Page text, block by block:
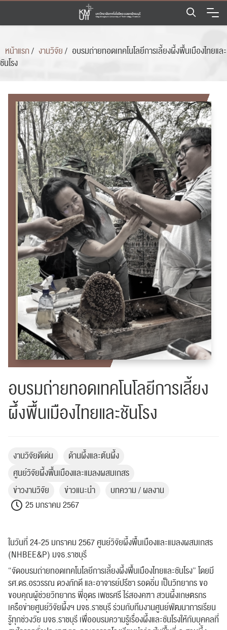
Skip
content
หน้าแรก/ งานวิจัย/ อบรม​ถ่ายทอด​เทคโนโลยี​การเลี้ยง​ผึ้ง​พื้นเมือง​ไทยและ​
ชันโรง
อบรม​ถ่ายทอด​เทคโนโลยี​การเลี้ยง​
ผึ้ง​พื้นเมือง​ไทยและ​ชันโรง
งานวิจัยดีเด่น
ด้านผึ้งและต้นผึ้ง
ศูนย์วิจัยผึ้งพื้นเมืองและแมลงผสมเกสร
ข่าวงานวิจัย
ข่าวแนะนำ
บทความ / ผลงาน
25 มกราคม 2567
ในวันที่ 24-25 มกราคม​ 2567​ ศูนย์​วิจัย​ผึ้ง​พื้นเมือง​และ​แมลง​ผสม​เกสร​
(NHBEE&P)​ มจ​ธ.ราชบุรี​
“จัดอบรม​ถ่ายทอด​เทคโนโลยี​การเลี้ยง​ผึ้ง​พื้นเมือง​ไทยและ​ชันโรง” โดยมี
รศ.ดร.อร​วรรณ​ ดวง​ภักดี และอาจารย์​ปรีชา​ รอด​อิ่ม​ เป็นวิทยากร ขอ
ขอบคุณผู้ช่วยวิทยากร พี่อุดร เพชรศรี ​ไร่สองคฑา สวนผึ้งเกษตรกร​
เครือข่าย​ศูนย์​วิจัย​ผึ้ง​ฯ ​มจธ.ราชบุรี​ ร่วมกับทีมงานศูนย์พัฒนาการเรียน
รู้ทุกช่วงวัย มจธ.ราชบุรี เพื่ออบรมความรู้​เรื่องผึ้งและชันโรง​ให้กับบุคคล​ที่